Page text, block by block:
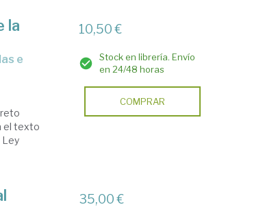
la
el texto
Ley
10,50 €
Stock en librería. Envío
en 24/48 horas
COMPRAR
35,00 €